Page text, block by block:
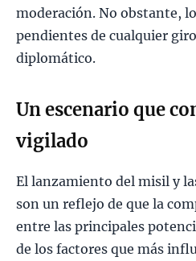
moderación. No obstante,
pendientes de cualquier
diplomático.
Un escenario que
vigilado
El lanzamiento del misil y
son un reflejo de que la
entre las principales
de los factores que más